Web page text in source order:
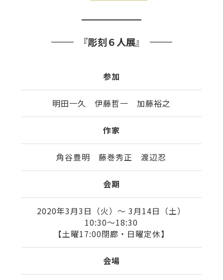
『彫刻６人展』
参加
明田一久 伊藤哲一 加藤裕之
作家
角谷豊明 藤巻秀正 渡辺忍
会期
2020年3月3日（火）〜 3月14日（土）
10:30〜18:30
【土曜17:00閉廊・日曜定休】
会場